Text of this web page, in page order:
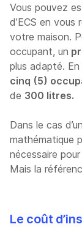
Vous pouvez
d’ECS en
votre maison.
occupant, un
plus adapté.
cinq (5)
de 300 litres.
Dans le cas
mathématique
nécessaire
Mais la
Le coût